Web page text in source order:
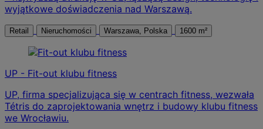
wyjątkowe doświadczenia nad Warszawą.
Retail Nieruchomości Warszawa, Polska 1600 m²
UP - Fit-out klubu fitness
UP, firma specjalizująca się w centrach fitness, wezwała
Tétris do zaprojektowania wnętrz i budowy klubu fitness
we Wrocławiu.